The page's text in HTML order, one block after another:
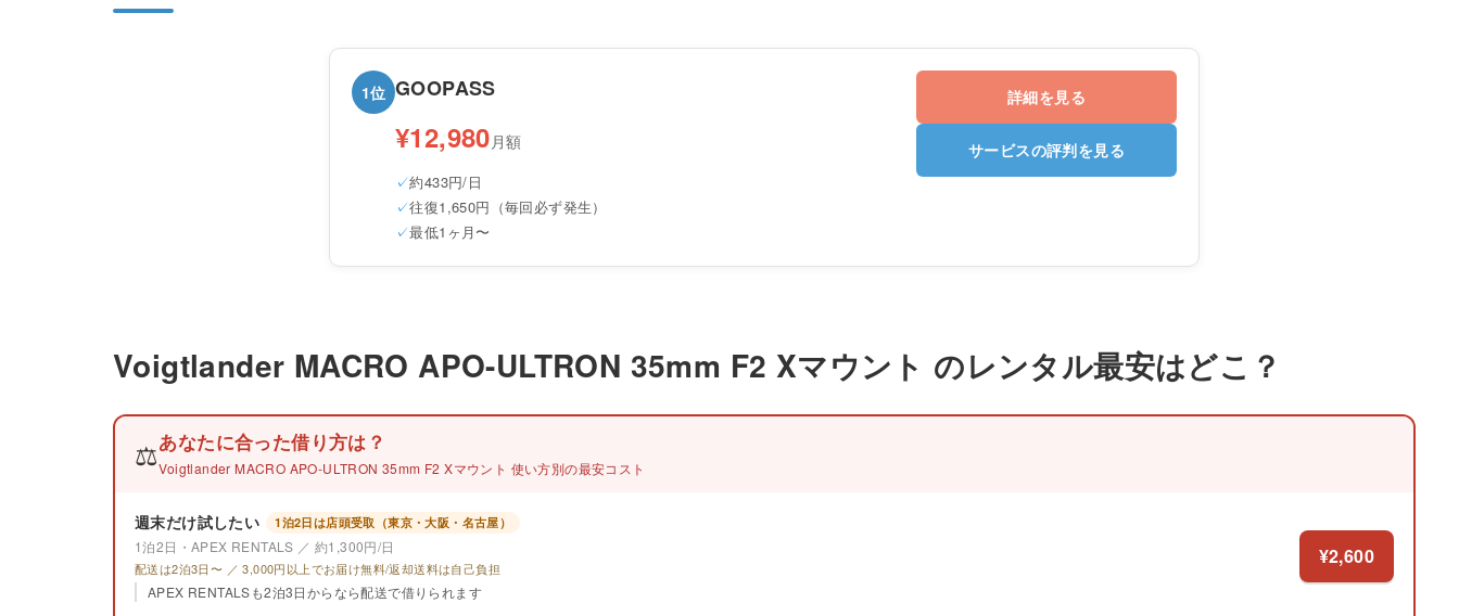
1位 GOOPASS
¥12,980月額
約433円/日
往復1,650円（毎回必ず発生）
最低1ヶ月〜
詳細を見る
サービスの評判を見る
Voigtlander MACRO APO-ULTRON 35mm F2 Xマウント のレンタル最安はどこ？
⚖️あなたに合った借り方は？
Voigtlander MACRO APO-ULTRON 35mm F2 Xマウント 使い方別の最安コスト
週末だけ試したい 1泊2日は店頭受取（東京・大阪・名古屋）
1泊2日・APEX RENTALS ／ 約1,300円/日
配送は2泊3日〜 ／ 3,000円以上でお届け無料/返却送料は自己負担
APEX RENTALSも2泊3日からなら配送で借りられます
¥2,600